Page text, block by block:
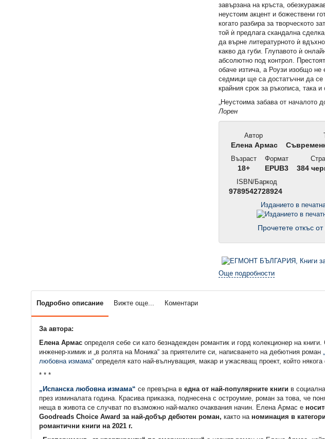
завързана на кръста,
неустоим акцент и божествени
когато разбира за творческото
той ѝ предлага скандална
да върне литературното ѝ
какво да губи. Глупавото ѝ
абсолютно под контрол.
обаче изтича, а Роузи изобщо
седмици ще са достатъчни да се
крайния срок за ръкописа, така и
„Неустоима забава от началото
Лорен
Автор
Елена Армас
Възраст
18+
Формат
EPUB3
384
ISBN/Баркод
9789542728924
Изданието в
Прочетете откъс от
Още подробности
Подробно описание Вижте още... Коментари
За автора:
Елена Армасопределя себе си като безнадежден романтик и горд колекционер на
инженер-химик и „в ролята на Моника“ за приятелите си, написването на дебютния роман
любовна измама“определя като най-вълнуващия, макар и ужасяващ проект, който
* * *
„Испанска любовна измама“ се превърна в една от най-популярните книги в
през изминалата година. Красива приказка, поднесена с остроумие, роман за това, че
неща в живота се случват по възможно най-малко очаквания начин. Елена Армас е
Goodreads Choice Award за най-добър дебютен роман, както на номинация в
романтични книги на 2021 г.